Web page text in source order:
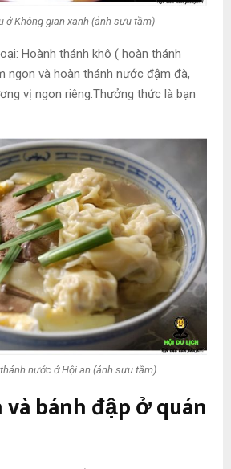
ở Không gian xanh (ảnh sưu tầm)
Hoành thánh khô ( hoàn thánh
ngon và hoàn thánh nước đậm đà,
vị ngon riêng.Thưởng thức là bạn
nước ở Hội an (ảnh sưu tầm)
bánh đập ở quán